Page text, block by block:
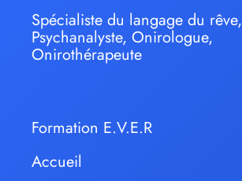
Spécialiste du langage du rêve,
Psychanalyste, Onirologue,
Onirothérapeute
Formation E.V.E.R
Accueil